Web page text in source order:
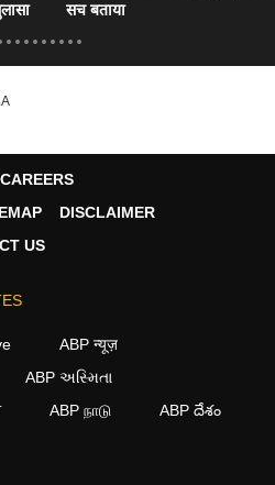
सच बताया
CAREERS
DISCLAIMER
US
ABP न्यूज़
ABP અસ્મિતા
ABP நாடு ABP దేశం
your experience, analyze